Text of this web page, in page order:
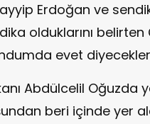
Erdoğan ve
olduklarını
evet
Abdülcelil Oğuzda
beri içinde yer